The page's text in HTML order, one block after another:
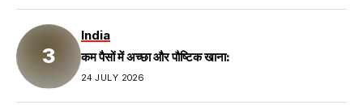
India
कम पैसों में अच्छा और पौष्टिक खाना:
24 JULY 2026